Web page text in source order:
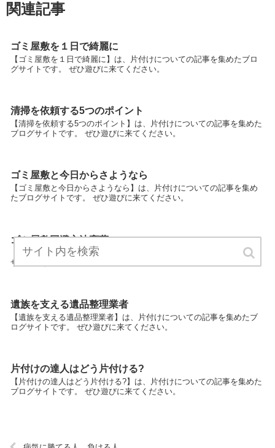
関連記事
ゴミ屋敷を１日で綺麗に
【ゴミ屋敷を１日で綺麗に】は、片付けについての記事を集めたブロ
グサイトです。 ぜひ遊びに来てください。
清掃を依頼する5つのポイント
【清掃を依頼する5つのポイント】は、片付けについての記事を集めた
ブログサイトです。 ぜひ遊びに来てください。
ゴミ屋敷と今日からさようなら
【ゴミ屋敷と今日からさようなら】は、片付けについての記事を集め
たブログサイトです。 ぜひ遊びに来てください。
ゴミ屋敷回避方法斎藤
【ゴミ屋敷回避方法斎藤】は、片付けについての記事を集めたブログ
サイトです。 ぜひ遊びに来てください。
遺族を支える遺品整理業者
【遺族を支える遺品整理業者】は、片付けについての記事を集めたブ
ログサイトです。 ぜひ遊びに来てください。
片付けの達人はどう片付ける?
【片付けの達人はどう片付ける?】は、片付けについての記事を集めた
ブログサイトです。 ぜひ遊びに来てください。